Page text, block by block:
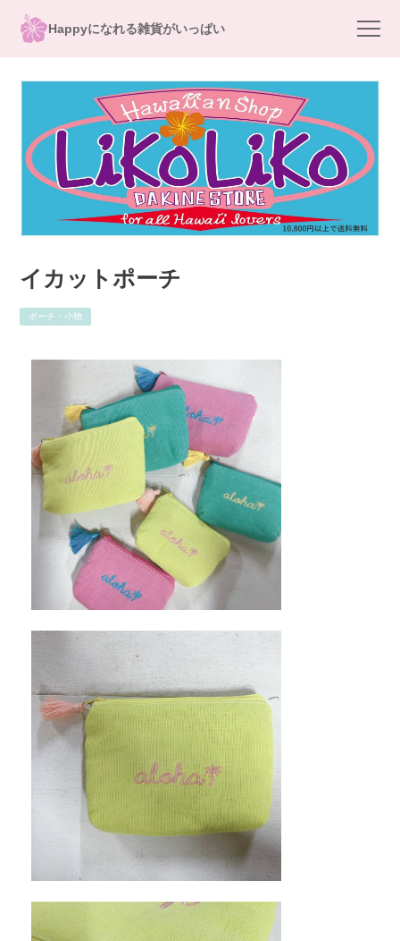
Happyになれる雑貨がいっぱい
イカットポーチ
ポーチ・小物